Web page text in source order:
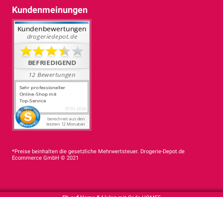
Kundenmeinungen
*Preise beinhalten die gesetzliche Mehrwertsteuer. Drogerie-Depot.de
Ecommerce GmbH © 2021